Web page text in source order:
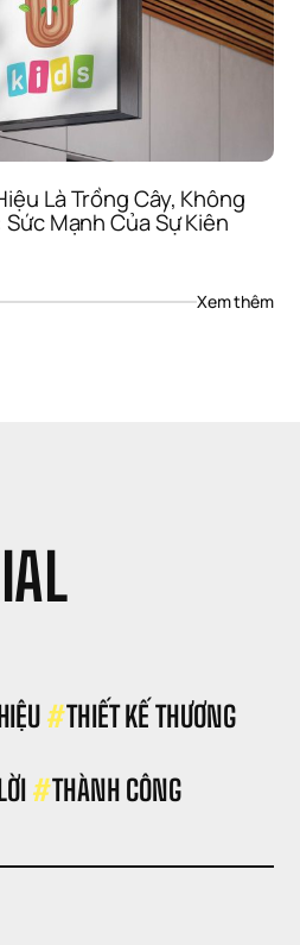
Là Trồng Cây, Không
Mạnh Của Sự Kiên
Xem thêm:
#THIẾT KẾ THƯƠNG
#THÀNH CÔNG